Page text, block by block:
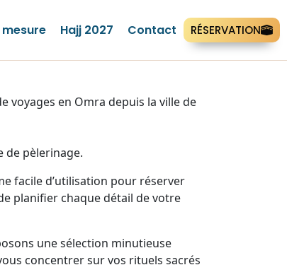
Hajj 2027 Contact RÉSERVATION
voyages en Omra depuis la ville de
de pèlerinage.
facile d’utilisation pour réserver
planifier chaque détail de votre
une sélection minutieuse
concentrer sur vos rituels sacrés